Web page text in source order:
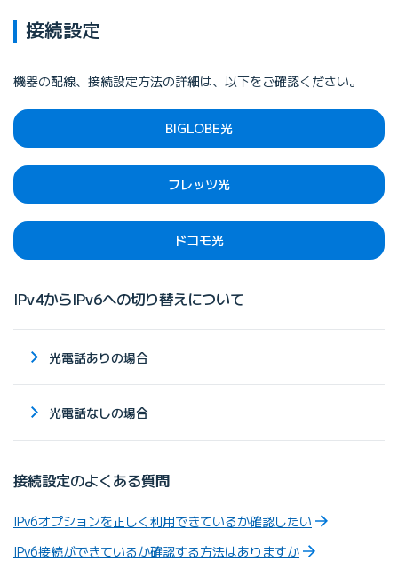
接続設定
機器の配線、接続設定方法の詳細は、以下をご確認ください。
BIGLOBE光
フレッツ光
ドコモ光
IPv4からIPv6への切り替えについて
光電話ありの場合
光電話なしの場合
接続設定のよくある質問
IPv6オプションを正しく利用できているか確認したい
IPv6接続ができているか確認する方法はありますか